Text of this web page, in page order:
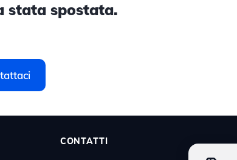
stata spostata.
CONTATTI